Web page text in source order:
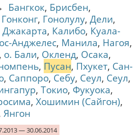
Бангкок, Брисбен,
Гонконг, Гонолулу, Дели,
Джакарта, Калибо, Куала-
Анджелес, Манила, Нагоя,
, о. Бали, Окленд, Осака,
, Пусан, Пхукет, Сан-
, Саппоро, Себу, Сеул, Сеул,
, Токио, Фукуока,
, Хошимин (Сайгон),
Янгон
— 30.06.2014